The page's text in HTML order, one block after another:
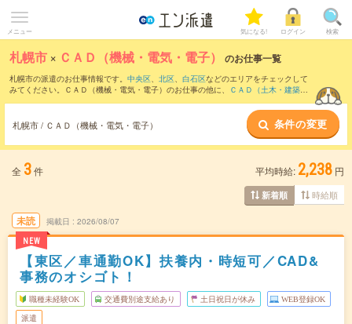
メニュー 気になる! ログイン 検索
札幌市 × ＣＡＤ（機械・電気・電子） のお仕事一覧
札幌市の派遣のお仕事情報です。 中央区、 北区、 白石区などのエリアをチェックして
みてください。ＣＡＤ（機械・電気・電子）のお仕事の他に、
ＣＡＤ（土木・建築・
などのこだわり条件で絞り込
んでいただけます。職種辞典：ＣＡＤ（機械・電気・電子）のお仕事とは？とは？
札幌市 / ＣＡＤ（機械・電気・電子） 条件の変更
全 3件 平均時給: 2,238 円
新着順 時給順
未読
NEW
掲載日 2026/08/07
【東区／車通勤OK】扶養内・時短可／CAD&
事務のオシゴト！
職種未経験OK 交通費別途支給あり 土日祝日が休み WEB登録OK
派遣